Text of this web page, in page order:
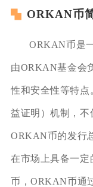
ORKAN币
ORKAN币是
由ORKAN基金会
性和安全性等特点
益证明）机制，不
ORKAN币的发行
在市场上具备一
币，ORKAN币通